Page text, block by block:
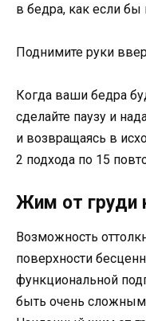
в бедра, как если бы
Поднимите руки
Когда ваши бедра
сделайте паузу и
и возвращаясь в
2 подхода по 15
Жим от груди
Возможность
поверхности
функциональной
быть очень